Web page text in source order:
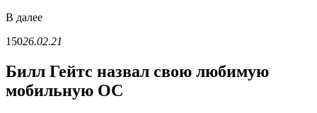
В далее
15026.02.21
Билл Гейтс назвал свою любимую
мобильную ОС